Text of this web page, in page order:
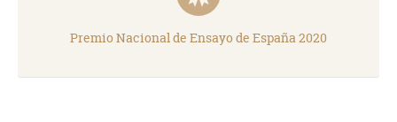
Premio Nacional de Ensayo de España 2020